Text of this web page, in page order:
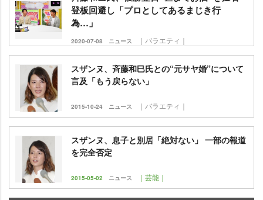
登板回避し「プロとしてあるまじき行
為…」
2020-07-08 ニュース ｜バラエティ｜
スザンヌ、斉藤和巳氏との“元サヤ婚”について
言及「もう戻らない」
2015-10-24 ニュース ｜バラエティ｜
スザンヌ、息子と別居「絶対ない」 一部の報道
を完全否定
2015-05-02 ニュース ｜芸能｜